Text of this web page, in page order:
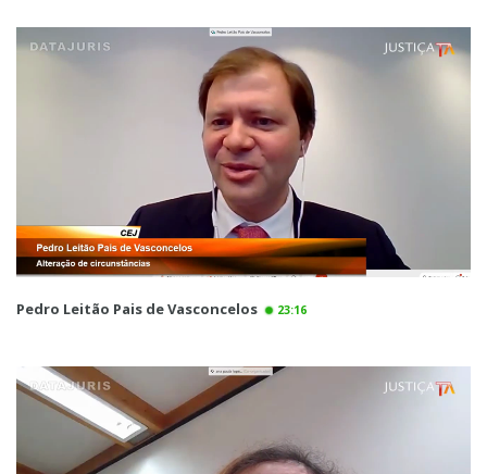
Pedro Leitão Pais de Vasconcelos 23:16